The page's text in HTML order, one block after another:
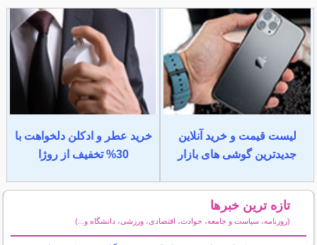
لیست قیمت و خرید آنلاین
جدیدترین گوشی های بازار
خرید عطر و ادکلن دلخواهت با
30% تخفیف از روژا
تازه ترین خبرها
(روزنامه، سیاست و جامعه، حوادث، اقتصادی، ورزشی، دانشگاه و...)